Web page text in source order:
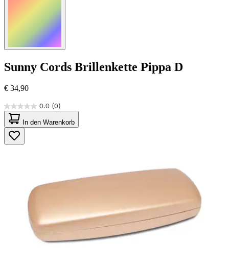
Sunny Cords Brillenkette Pippa D
€ 34,90
0.0 (0)
0.0
von
5
Sternen.
In den Warenkorb